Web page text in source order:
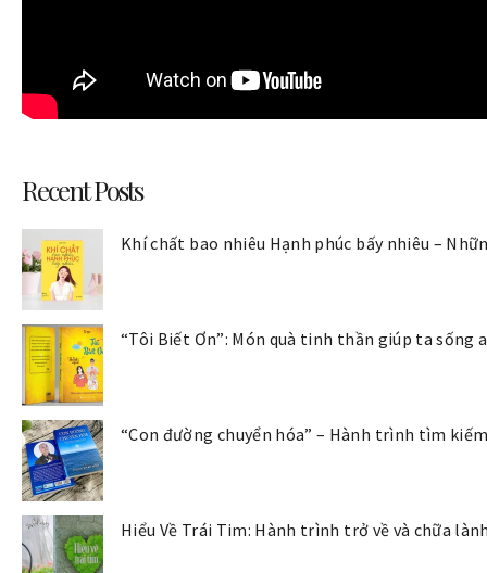
Recent Posts
Khí chất bao nhiêu Hạnh phúc bấy nhiêu –
“Tôi Biết Ơn”: Món quà tinh thần giúp ta sống
“Con đường chuyển hóa” – Hành trình tìm
Hiểu Về Trái Tim: Hành trình trở về và chữa